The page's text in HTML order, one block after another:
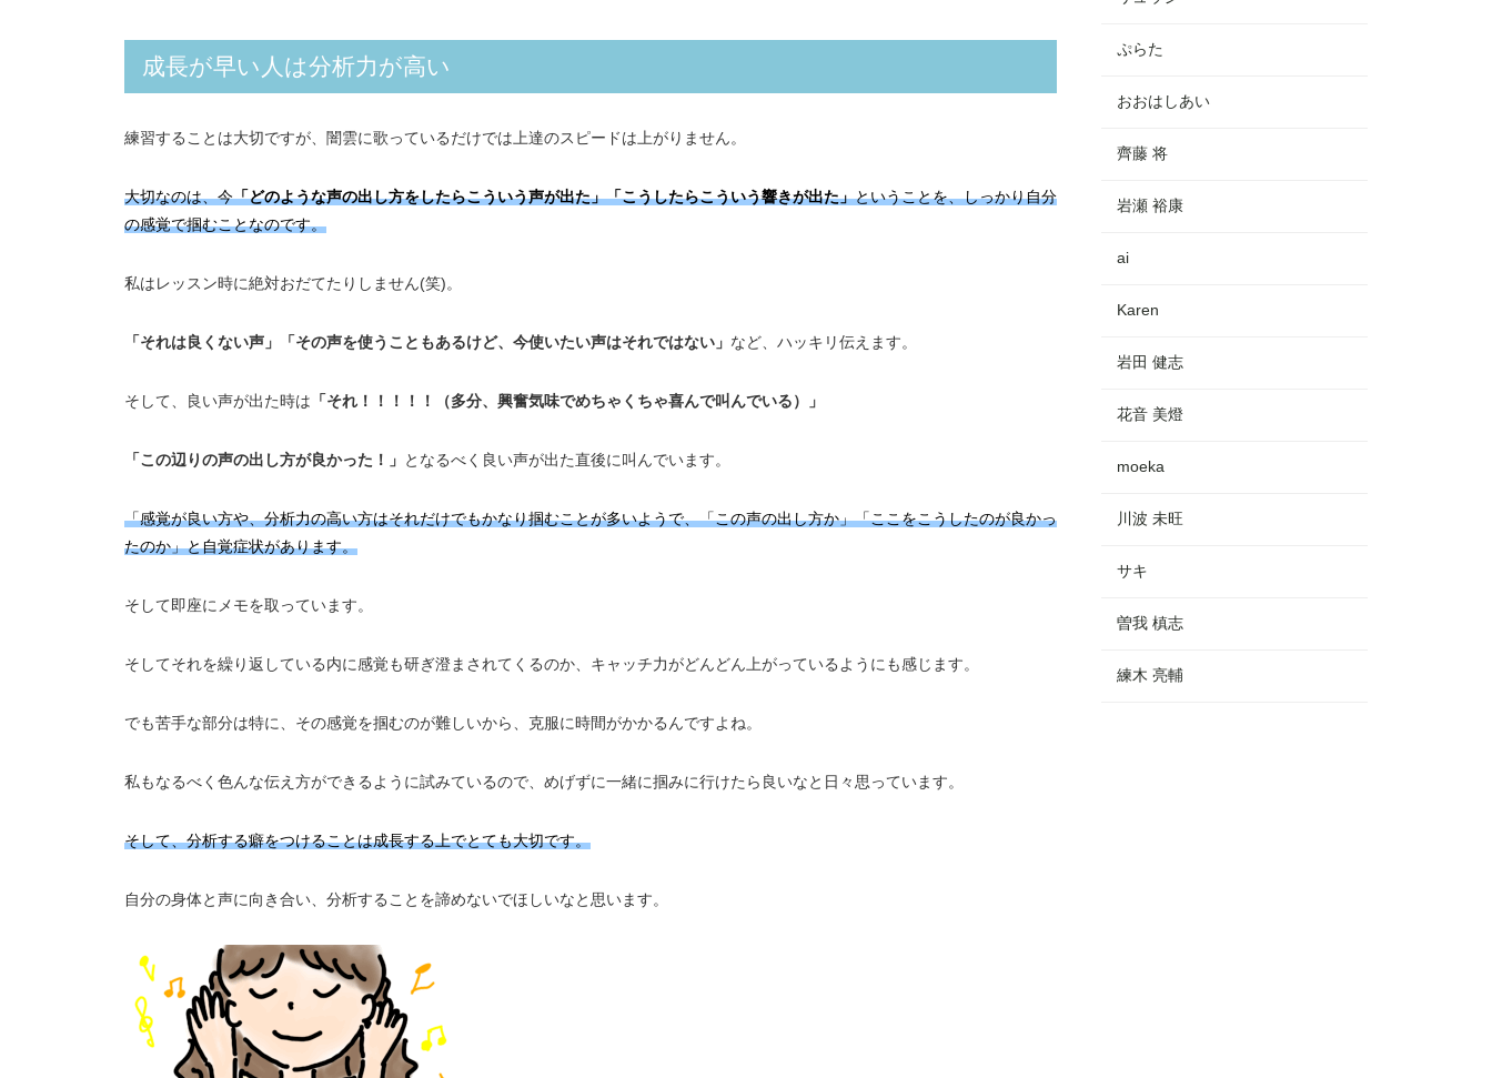
成長が早い人は分析力が高い
練習することは大切ですが、闇雲に歌っているだけでは上達のスピードは上がりません。
大切なのは、今「どのような声の出し方をしたらこういう声が出た」「こうしたらこういう響きが出た」ということを、しっかり自分
の感覚で掴むことなのです。
私はレッスン時に絶対おだてたりしません(笑)。
「それは良くない声」「その声を使うこともあるけど、今使いたい声はそれではない」 など、ハッキリ伝えます。
そして、良い声が出た時は 「それ！！！！！（多分、興奮気味でめちゃくちゃ喜んで叫んでいる）」
「この辺りの声の出し方が良かった！」 となるべく良い声が出た直後に叫んでいます。
「感覚が良い方や、分析力の高い方はそれだけでもかなり掴むことが多いようで、「この声の出し方か」「ここをこうしたのが良かっ
たのか」と自覚症状があります。
そして即座にメモを取っています。
そしてそれを繰り返している内に感覚も研ぎ澄まされてくるのか、キャッチ力がどんどん上がっているようにも感じます。
でも苦手な部分は特に、その感覚を掴むのが難しいから、克服に時間がかかるんですよね。
私もなるべく色んな伝え方ができるように試みているので、めげずに一緒に掴みに行けたら良いなと日々思っています。
そして、分析する癖をつけることは成長する上でとても大切です。
自分の身体と声に向き合い、分析することを諦めないでほしいなと思います。
ぷらた
おおはしあい
齊藤 将
岩瀬 裕康
ai
Karen
岩田 健志
花音 美燈
moeka
川波 未旺
サキ
曽我 槙志
練木 亮輔